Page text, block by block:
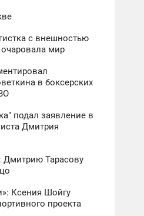
с внешностью
мир
в боксерских
подал заявление в
Дмитрия
Дмитрию Тарасову
Ксения Шойгу
проекта